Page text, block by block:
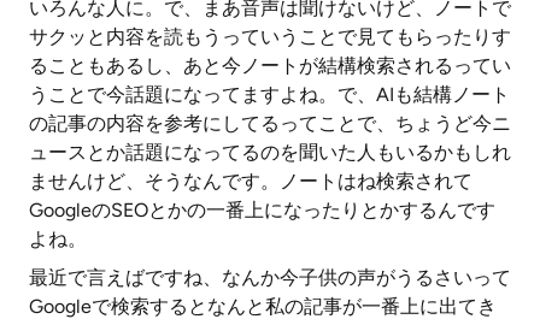
いろんな人に。で、まあ音声は聞けないけど、ノートで
サクッと内容を読もうっていうことで見てもらったりす
ることもあるし、あと今ノートが結構検索されるってい
うことで今話題になってますよね。で、AIも結構ノート
の記事の内容を参考にしてるってことで、ちょうど今ニ
ュースとか話題になってるのを聞いた人もいるかもしれ
ませんけど、そうなんです。ノートはね検索されて
GoogleのSEOとかの一番上になったりとかするんです
よね。
最近で言えばですね、なんか今子供の声がうるさいって
Googleで検索するとなんと私の記事が一番上に出てき